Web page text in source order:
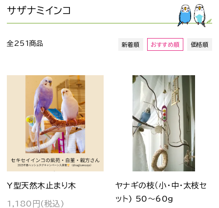
サザナミインコ
全251商品 新着順 おすすめ順 価格順
Y型天然木止まり木
1,180円(税込)
ヤナギの枝（小・中・太枝セ
ット) 50～60g